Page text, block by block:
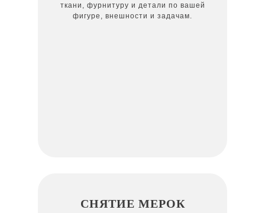
СНЯТИЕ МЕРОК
ткани, фурнитуру и детали по вашей
фигуре, внешности и задачам.